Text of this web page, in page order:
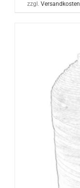
zzgl. Versandkosten